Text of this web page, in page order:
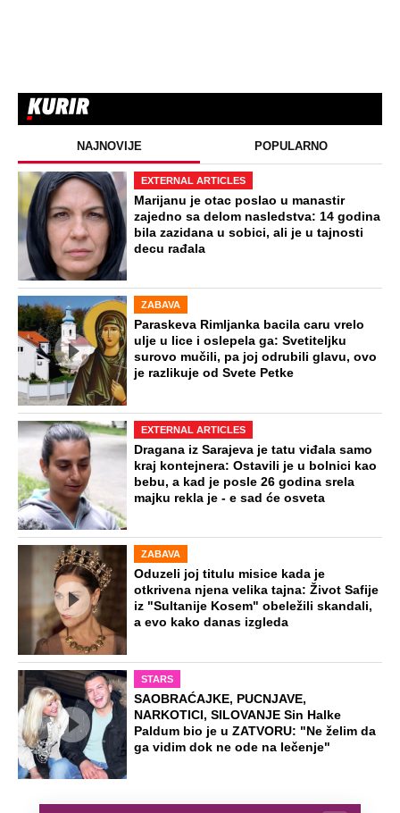
NAJNOVIJE POPULARNO
EXTERNAL ARTICLES
Marijanu je otac poslao u manastir
zajedno sa delom nasledstva: 14 godina
bila zazidana u sobici, ali je u tajnosti
decu rađala
ZABAVA
Paraskeva Rimljanka bacila caru vrelo
ulje u lice i oslepela ga: Svetiteljku
surovo mučili, pa joj odrubili glavu, ovo
je razlikuje od Svete Petke
EXTERNAL ARTICLES
Dragana iz Sarajeva je tatu viđala samo
kraj kontejnera: Ostavili je u bolnici kao
bebu, a kad je posle 26 godina srela
majku rekla je - e sad će osveta
ZABAVA
Oduzeli joj titulu misice kada je
otkrivena njena velika tajna: Život Safije
iz "Sultanije Kosem" obeležili skandali,
a evo kako danas izgleda
STARS
SAOBRAĆAJKE, PUCNJAVE,
NARKOTICI, SILOVANJE Sin Halke
Paldum bio je u ZATVORU: "Ne želim da
ga vidim dok ne ode na lečenje"